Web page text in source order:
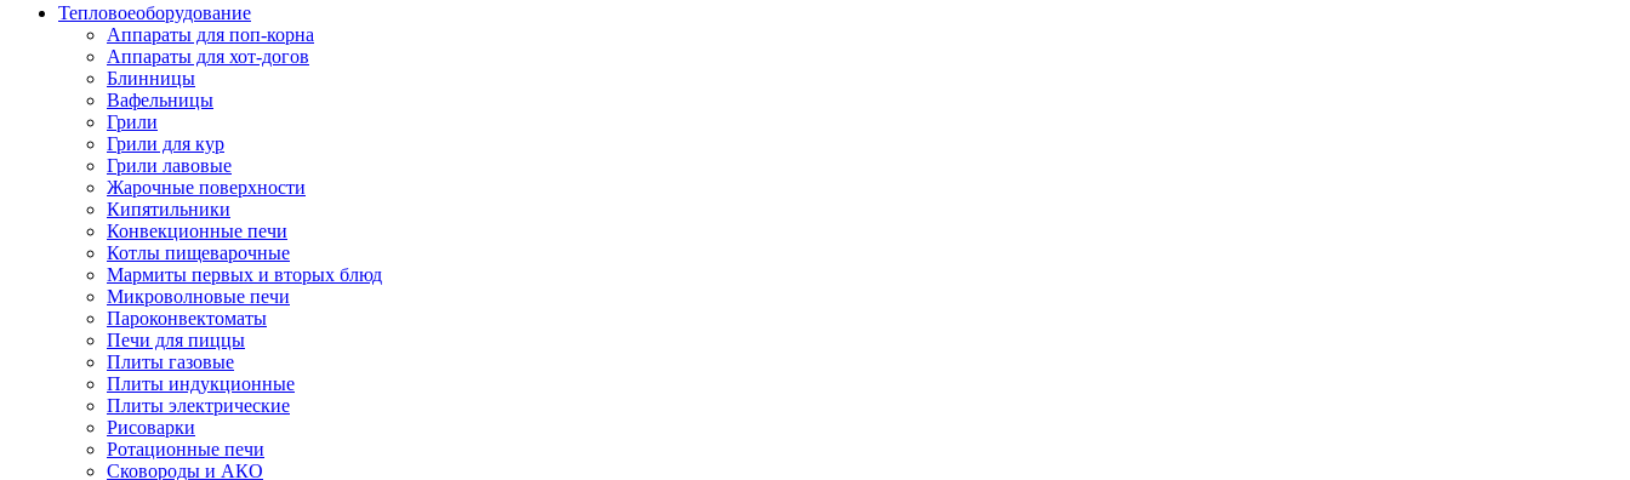
Тепловоеоборудование
Аппараты для поп-корна
Аппараты для хот-догов
Блинницы
Вафельницы
Грили
Грили для кур
Грили лавовые
Жарочные поверхности
Кипятильники
Конвекционные печи
Котлы пищеварочные
Мармиты первых и вторых блюд
Микроволновые печи
Пароконвектоматы
Печи для пиццы
Плиты газовые
Плиты индукционные
Плиты электрические
Рисоварки
Ротационные печи
Сковороды и АКО